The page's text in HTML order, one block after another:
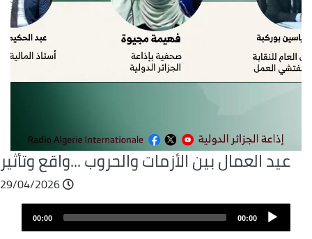
عيد العمال بين الأزمات والحروب ...واقع وتأثير
Fichier
audio
00:00
00:00